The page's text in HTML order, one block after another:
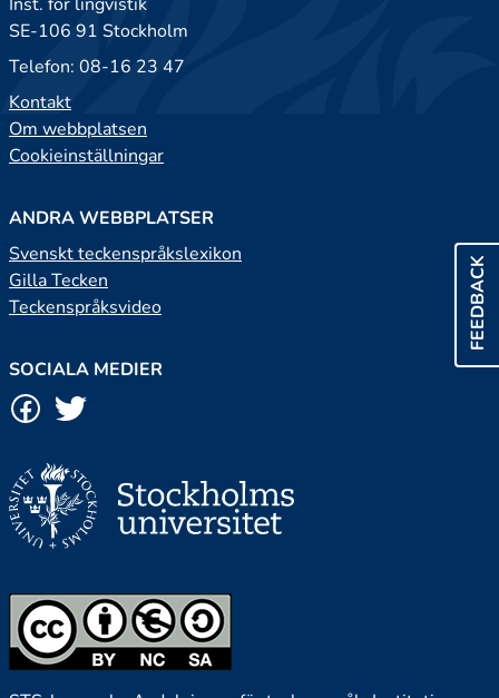
FEEDBACK
SE-106 91 Stockholm
Telefon: 08-16 23 47
Kontakt
Om webbplatsen
Cookieinställningar
ANDRA WEBBPLATSER
Svenskt teckenspråkslexikon
Gilla Tecken
Teckenspråksvideo
SOCIALA MEDIER